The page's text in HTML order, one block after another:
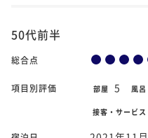
50代前半
総合点
項目別評価 部屋 5 風呂
接客・サービス